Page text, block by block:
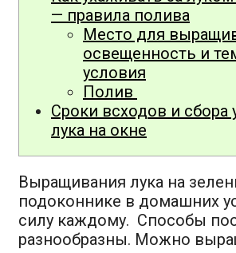
— правила полива
Место для
освещенность и
условия
Полив
Сроки всходов и сбора
лука на окне
Выращивания лука на
подоконнике в домашних
силу каждому. Способы
разнообразны. Можно